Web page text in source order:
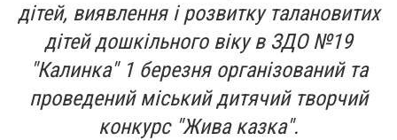
дітей, виявлення і розвитку талановитих
дітей дошкільного віку в ЗДО №19
"Калинка" 1 березня організований та
проведений міський дитячий творчий
конкурс "Жива казка".